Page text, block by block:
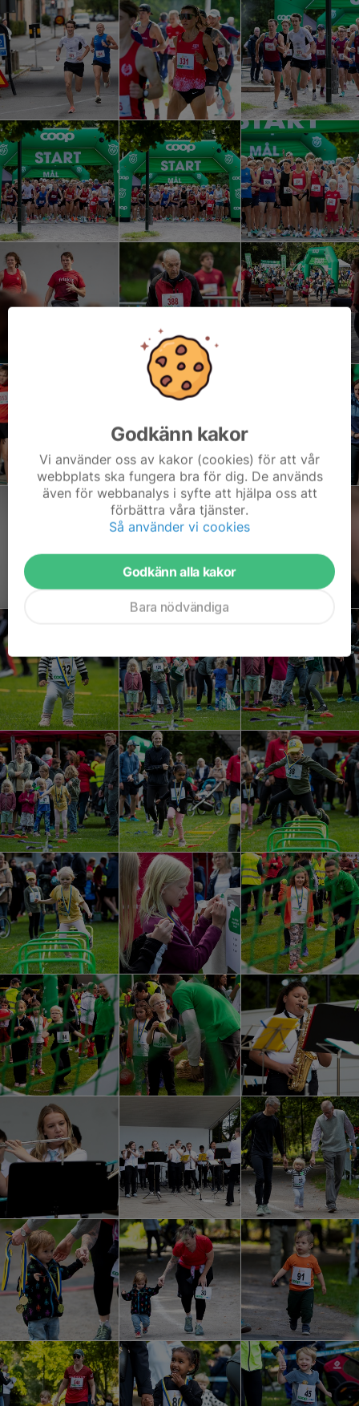
Godkänn kakor
Vi använder oss av kakor (cookies) för att vår
webbplats ska fungera bra för dig. De används
även för webbanalys i syfte att hjälpa oss att
förbättra våra tjänster.
Så använder vi cookies
Godkänn alla kakor
Bara nödvändiga